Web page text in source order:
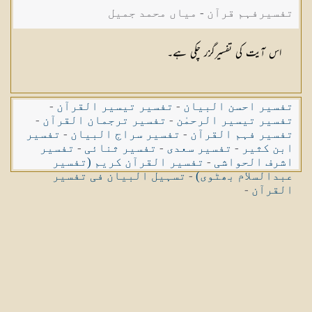
تفسیرفہم قرآن - میاں محمد جمیل
اس آیت کی تفسیرگزر چکی ہے۔
تفسیر احسن البیان - تفسیر تیسیر القرآن -
تفسیر تیسیر الرحمٰن - تفسیر ترجمان القرآن -
تفسیر فہم القرآن - تفسیر سراج البیان - تفسیر
ابن کثیر - تفسیر سعدی - تفسیر ثنائی - تفسیر
اشرف الحواشی - تفسیر القرآن کریم (تفسیر
عبدالسلام بھٹوی)-تسہیل البیان فی تفسیر
القرآن -